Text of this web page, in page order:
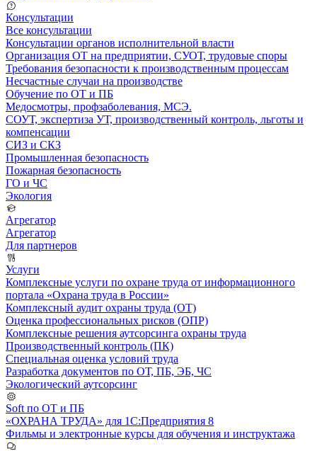
Консультации
Все консультации
Консультации органов исполнительной власти
Организация ОТ на предприятии, СУОТ, трудовые споры
Требования безопасности к производственным процессам
Несчастные случаи на производстве
Обучение по ОТ и ПБ
Медосмотры, профзаболевания, МСЭ.
СОУТ, экспертиза УТ, производственный контроль, льготы и
компенсации
СИЗ и СКЗ
Промышленная безопасность
Пожарная безопасность
ГО и ЧС
Экология
Агрегатор
Агрегатор
Для партнеров
Услуги
Комплексные услуги по охране труда от информационного
портала «Охрана труда в России»
Комплексный аудит охраны труда (ОТ)
Оценка профессиональных рисков (ОПР)
Комплексные решения аутсорсинга охраны труда
Производственный контроль (ПК)
Специальная оценка условий труда
Разработка документов по ОТ, ПБ, ЭБ, ЧС
Экологический аутсорсинг
Soft по ОТ и ПБ
«ОХРАНА ТРУДА» для 1С:Предприятия 8
Фильмы и электронные курсы для обучения и инструктажа